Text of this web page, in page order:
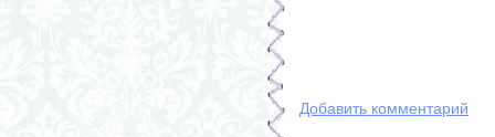
Добавить комментарий